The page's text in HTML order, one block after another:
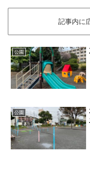
記事内に
公園
公園